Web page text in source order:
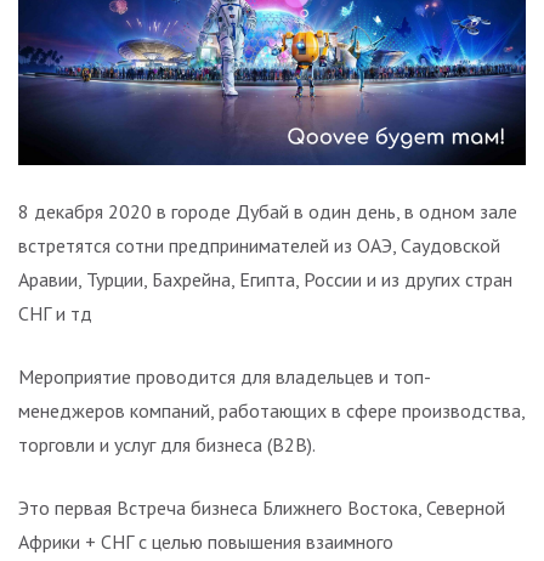
8 декабря 2020 в городе Дубай в один день, в одном зале
встретятся сотни предпринимателей из ОАЭ, Саудовской
Аравии, Турции, Бахрейна, Египта, России и из других стран
СНГ и тд
Мероприятие проводится для владельцев и топ-
менеджеров компаний, работающих в сфере производства,
торговли и услуг для бизнеса (B2B).
Это первая Встреча бизнеса Ближнего Востока, Северной
Африки + СНГ с целью повышения взаимного